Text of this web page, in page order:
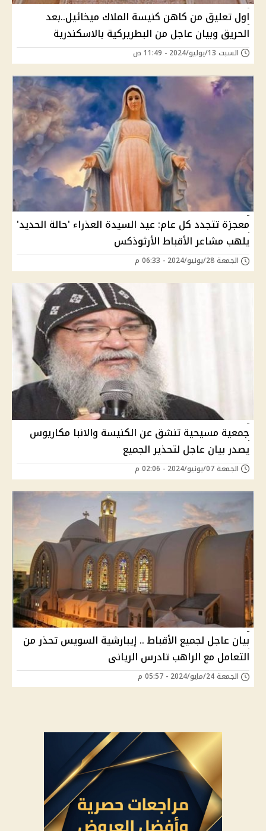
اول تعليق من كاهن كنيسة الملاك ميخائيل..بعد
الحريق وبيان عاجل من البطريركية بالاسكندرية
السبت 13/يوليو/2024 - 11:49 ص
معجزة تتجدد كل عام: عيد السيدة العذراء 'حالة الحديد'
يلهب مشاعر الأقباط الأرثوذكس
الجمعة 28/يونيو/2024 - 06:33 م
جمعية مسيحية تنشق عن الكنيسة والانبا مكاريوس
يصدر بيان عاجل لتحذير الجميع
الجمعة 07/يونيو/2024 - 02:06 م
بيان عاجل لجميع الأقباط .. إيبارشية السويس تحذر من
التعامل مع الراهب تادرس الريانى
الجمعة 24/مايو/2024 - 05:57 م